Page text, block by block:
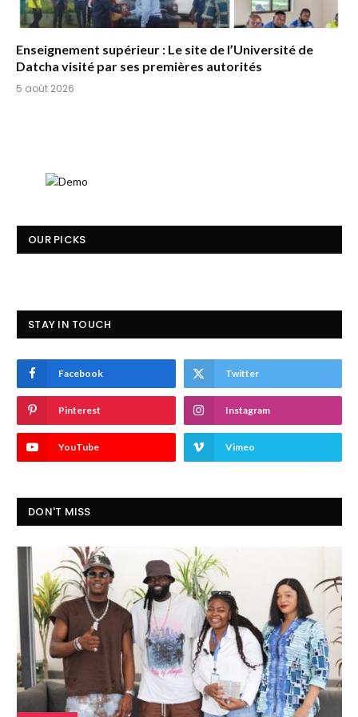
Enseignement supérieur : Le site de l’Université de
Datcha visité par ses premières autorités
5 août 2026
OUR PICKS
STAY IN TOUCH
Facebook Twitter
Pinterest Instagram
YouTube Vimeo
DON'T MISS